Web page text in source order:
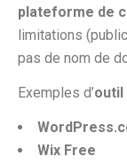
plateforme de
limitations
pas de nom de
Exemples d’
Wix Free